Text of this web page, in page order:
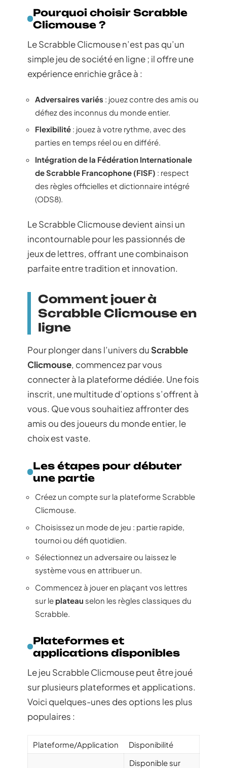
Pourquoi choisir Scrabble
Clicmouse ?
Le Scrabble Clicmouse n’est pas qu’un
simple jeu de société en ligne ; il offre une
expérience enrichie grâce à :
Adversaires variés : jouez contre des amis ou
défiez des inconnus du monde entier.
Flexibilité : jouez à votre rythme, avec des
parties en temps réel ou en différé.
Intégration de la Fédération Internationale
de Scrabble Francophone (FISF) : respect
des règles officielles et dictionnaire intégré
(ODS8).
Le Scrabble Clicmouse devient ainsi un
incontournable pour les passionnés de
jeux de lettres, offrant une combinaison
parfaite entre tradition et innovation.
Comment jouer à
Scrabble Clicmouse en
ligne
Pour plonger dans l’univers du Scrabble
Clicmouse, commencez par vous
connecter à la plateforme dédiée. Une fois
inscrit, une multitude d’options s’offrent à
vous. Que vous souhaitiez affronter des
amis ou des joueurs du monde entier, le
choix est vaste.
Les étapes pour débuter
une partie
Créez un compte sur la plateforme Scrabble
Clicmouse.
Choisissez un mode de jeu : partie rapide,
tournoi ou défi quotidien.
Sélectionnez un adversaire ou laissez le
système vous en attribuer un.
Commencez à jouer en plaçant vos lettres
sur le plateau selon les règles classiques du
Scrabble.
Plateformes et
applications disponibles
Le jeu Scrabble Clicmouse peut être joué
sur plusieurs plateformes et applications.
Voici quelques-unes des options les plus
populaires :
Plateforme/Application Disponibilité
Disponible sur